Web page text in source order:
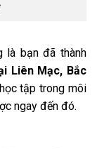
là bạn đã thành
Liên Mạc, Bắc
tập trong môi
ngay đến đó.